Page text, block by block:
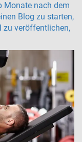
Monate nach dem
Blog zu starten,
zu veröffentlichen,